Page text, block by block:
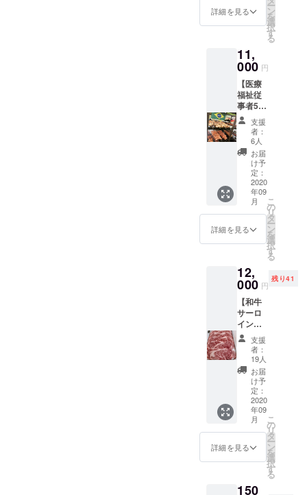
ず備考
（HP掲
載用・
ニック
ネーム
可）を
ご記入
くださ
い。
ターン
には届
きませ
感謝の
メール
【活動
報告写
真付
き】 ・
Bebado
sのHP
内『プ
ロジェ
クト支
援者一
覧』へ
のお名
ず備考
欄にご
希望の
お名前
（HP掲
載用・
ニック
ネーム
可）を
ご記入
くださ
い。
ツ
◆HAVI
し、
シュラ
スコ
キャラ
バン限
定デザ
インで
染めて
頂きま
す ◆手
染めな
ので、
同じ物
はあり
ませ
ん。世
界に１
念Tシャ
す！ ◆
クラウ
ンディ
ング限
定 T
シャツ
◆①～
④のい
ずれか
の場所
に、
シュラ
スコお
兄さん
のロゴ
が小さ
に位置
詳細を見る ー
ン
を
選
択
す
る
11,
000 円
【医療
福祉従
事者5人
へシュ
ラスコ
をプレ
ゼント
する権
利】
【クラ
ウド
ファン
ディン
グ参加
ありが
×1枚】
・シュ
ラスコ
をプレ
ゼント
する権
利 ※写
真はイ
メージ
です。
※このリ
ターン
は、支
援者の
お手元
には届
きませ
ンディ
支援
者：
6人
お届
け予
定：
2020
年09
月
詳細を見る
こ
の
リ
タ
ー
ン
を
選
択
す
る
12,
000 円
残り41
【和牛
サーロ
インス
テーキ5
枚セッ
（200g
枚）】
◆クラ
ウド
ファン
ディン
グ特別
価格！
たら支
支援
者：
19人
お届
け予
定：
2020
年09
月
詳細を見る
こ
の
リ
タ
ー
ン
を
選
択
す
る
150